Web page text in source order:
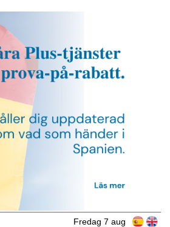
Fredag 7 aug